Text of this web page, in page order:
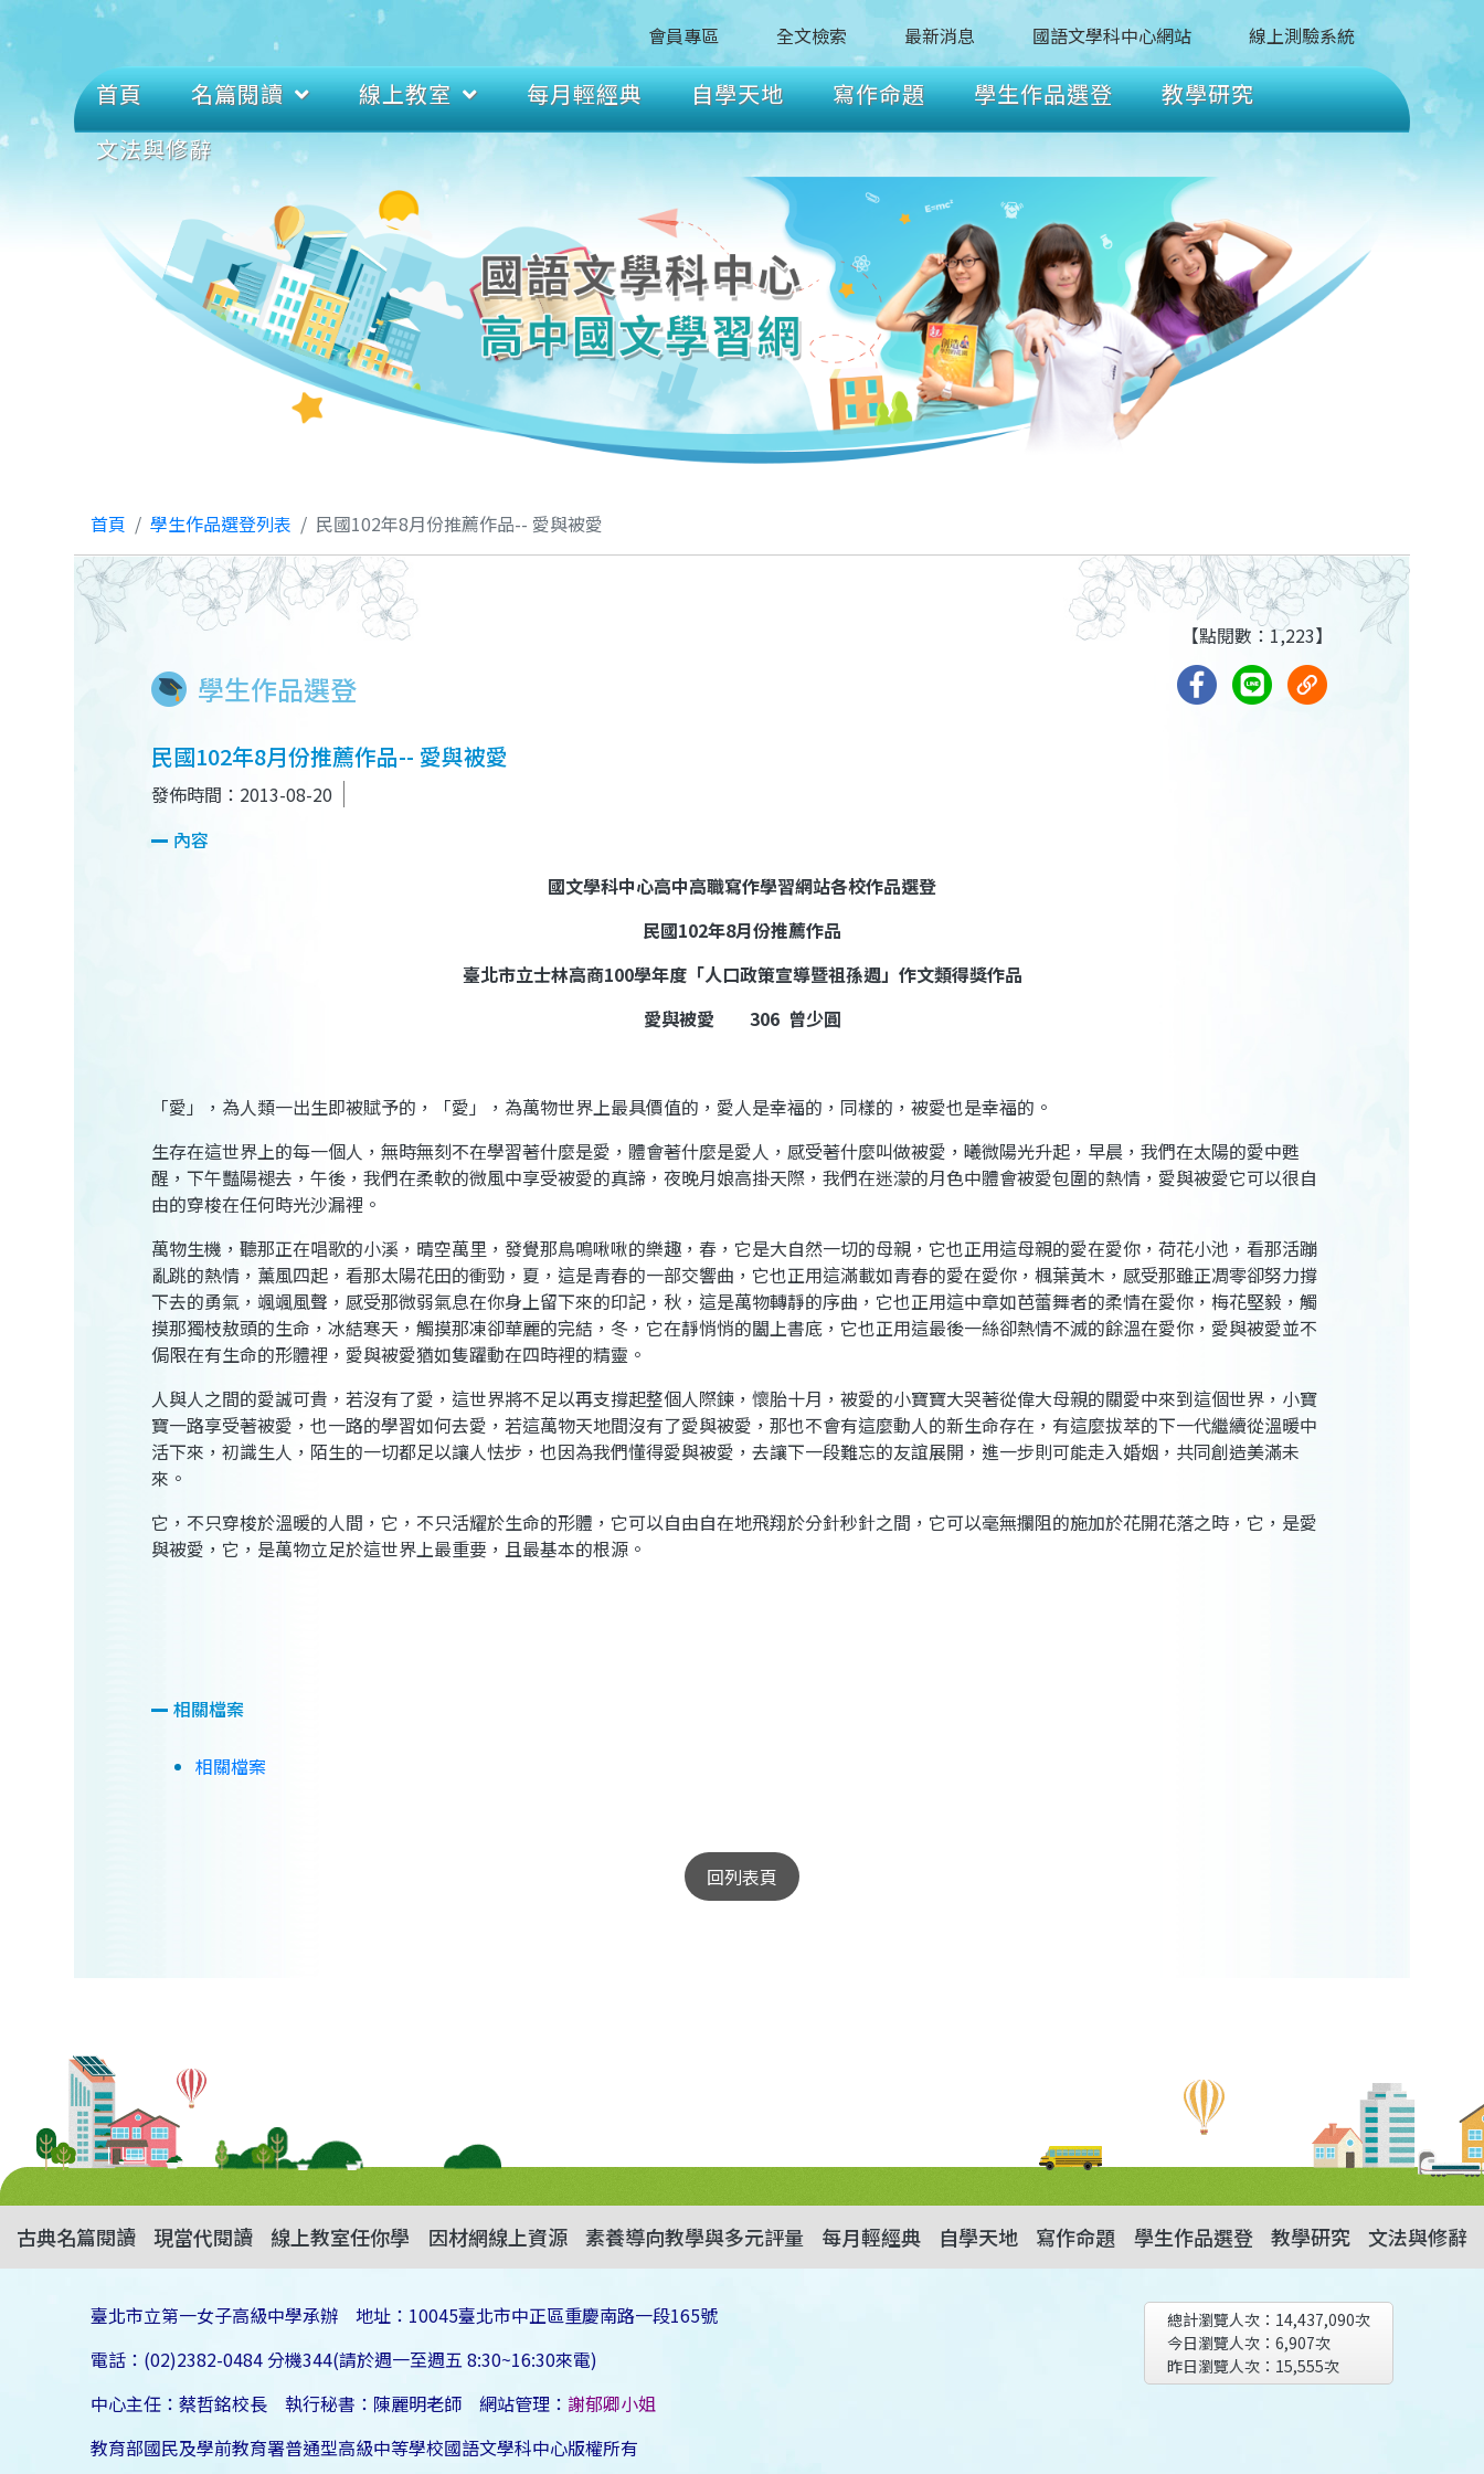
會員專區 全文檢索 最新消息 國語文學科中心網站 線上測驗系統
首頁 名篇閱讀 線上教室 每月輕經典 自學天地 寫作命題 學生作品選登
教學研究
文法與修辭
首頁 學生作品選登列表 民國102年8月份推薦作品-- 愛與被愛
學生作品選登
【點閱數：1,223】
民國102年8月份推薦作品-- 愛與被愛
發佈時間：2013-08-20
內容
國文學科中心高中高職寫作學習網站各校作品選登
民國102年8月份推薦作品
臺北市立士林高商100學年度「人口政策宣導暨祖孫週」作文類得獎作品
愛與被愛 306 曾少圓
「愛」，為人類一出生即被賦予的，「愛」，為萬物世界上最具價值的，愛人是幸福的，同樣的，被愛也是幸福的。
生存在這世界上的每一個人，無時無刻不在學習著什麼是愛，體會著什麼是愛人，感受著什麼叫做被愛，曦微陽光升起，早晨，我們在太陽的愛中甦
醒，下午豔陽褪去，午後，我們在柔軟的微風中享受被愛的真諦，夜晚月娘高掛天際，我們在迷濛的月色中體會被愛包圍的熱情，愛與被愛它可以很自
由的穿梭在任何時光沙漏裡。
萬物生機，聽那正在唱歌的小溪，晴空萬里，發覺那鳥鳴啾啾的樂趣，春，它是大自然一切的母親，它也正用這母親的愛在愛你，荷花小池，看那活蹦
亂跳的熱情，薰風四起，看那太陽花田的衝勁，夏，這是青春的一部交響曲，它也正用這滿載如青春的愛在愛你，楓葉黃木，感受那雖正凋零卻努力撐
下去的勇氣，颯颯風聲，感受那微弱氣息在你身上留下來的印記，秋，這是萬物轉靜的序曲，它也正用這中章如芭蕾舞者的柔情在愛你，梅花堅毅，觸
摸那獨枝敖頭的生命，冰結寒天，觸摸那凍卻華麗的完結，冬，它在靜悄悄的闔上書底，它也正用這最後一絲卻熱情不滅的餘溫在愛你，愛與被愛並不
侷限在有生命的形體裡，愛與被愛猶如隻躍動在四時裡的精靈。
人與人之間的愛誠可貴，若沒有了愛，這世界將不足以再支撐起整個人際鍊，懷胎十月，被愛的小寶寶大哭著從偉大母親的關愛中來到這個世界，小寶
寶一路享受著被愛，也一路的學習如何去愛，若這萬物天地間沒有了愛與被愛，那也不會有這麼動人的新生命存在，有這麼拔萃的下一代繼續從溫暖中
活下來，初識生人，陌生的一切都足以讓人怯步，也因為我們懂得愛與被愛，去讓下一段難忘的友誼展開，進一步則可能走入婚姻，共同創造美滿未
來。
它，不只穿梭於溫暖的人間，它，不只活耀於生命的形體，它可以自由自在地飛翔於分針秒針之間，它可以毫無攔阻的施加於花開花落之時，它，是愛
與被愛，它，是萬物立足於這世界上最重要，且最基本的根源。
相關檔案
相關檔案
回列表頁
古典名篇閱讀 現當代閱讀 線上教室任你學 因材網線上資源 素養導向教學與多元評量 每月輕經典 自學天地 寫作命題 學生作品選登 教學研究 文法與修辭
臺北市立第一女子高級中學承辦 地址：10045臺北市中正區重慶南路一段165號
電話：(02)2382-0484 分機344(請於週一至週五 8:30~16:30來電)
中心主任：蔡哲銘校長 執行秘書：陳麗明老師 網站管理：謝郁卿小姐
教育部國民及學前教育署普通型高級中等學校國語文學科中心版權所有
總計瀏覽人次： 14,437,090次
今日瀏覽人次： 6,907次
昨日瀏覽人次： 15,555次